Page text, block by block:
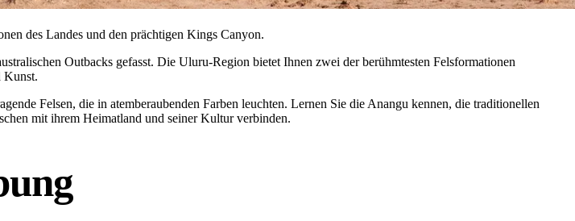
des Landes und den prächtigen Kings Canyon.
Outbacks gefasst. Die Uluru-Region bietet Ihnen zwei der berühmtesten Felsformationen
Kunst.
Felsen, die in atemberaubenden Farben leuchten. Lernen Sie die Anangu kennen, die traditionellen
mit ihrem Heimatland und seiner Kultur verbinden.